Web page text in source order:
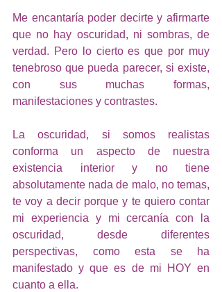
Me encantaría poder decirte y afirmarte
que no hay oscuridad, ni sombras, de
verdad. Pero lo cierto es que por muy
tenebroso que pueda parecer, si existe,
con sus muchas formas,
manifestaciones y contrastes.
La oscuridad, si somos realistas
conforma un aspecto de nuestra
existencia interior y no tiene
absolutamente nada de malo, no temas,
te voy a decir porque y te quiero contar
mi experiencia y mi cercanía con la
oscuridad, desde diferentes
perspectivas, como esta se ha
manifestado y que es de mi HOY en
cuanto a ella.